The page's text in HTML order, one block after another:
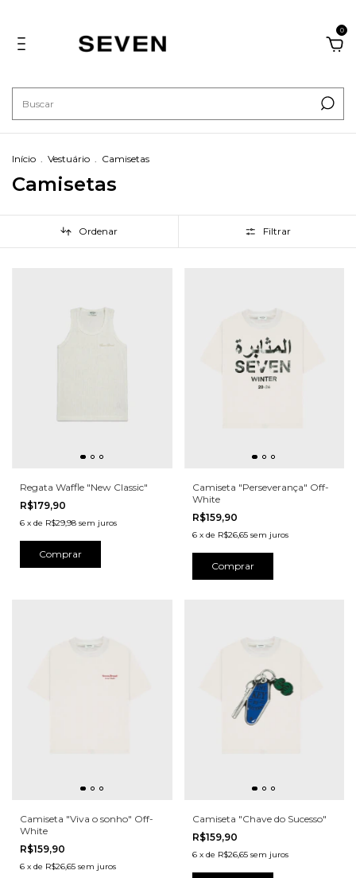
0
Início . Vestuário . Camisetas
Camisetas
Ordenar Filtrar
Regata Waffle "New Classic"
R$179,90
6 x de R$29,98 sem juros
Comprar
Camiseta "Perseverança" Off-
White
R$159,90
6 x de R$26,65 sem juros
Comprar
Camiseta "Viva o sonho" Off-
White
R$159,90
6 x de R$26,65 sem juros
Camiseta "Chave do Sucesso"
R$159,90
6 x de R$26,65 sem juros